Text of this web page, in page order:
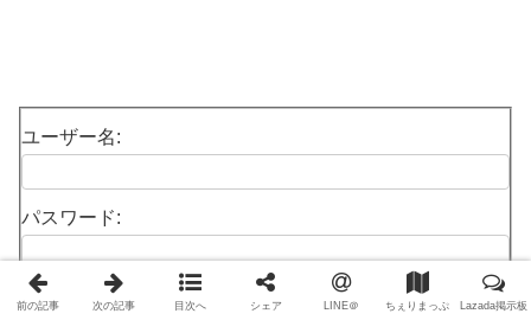
ユーザー名:
パスワード:
ログイン状態を保
前の記事 次の記事 目次へ シェア LINE＠ ちぇりまっぷ Lazada掲示板